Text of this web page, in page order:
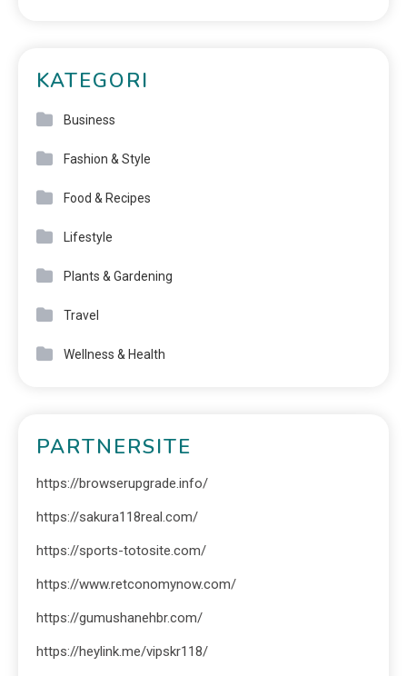
KATEGORI
Business
Fashion & Style
Food & Recipes
Lifestyle
Plants & Gardening
Travel
Wellness & Health
PARTNERSITE
https://browserupgrade.info/
https://sakura118real.com/
https://sports-totosite.com/
https://www.retconomynow.com/
https://gumushanehbr.com/
https://heylink.me/vipskr118/